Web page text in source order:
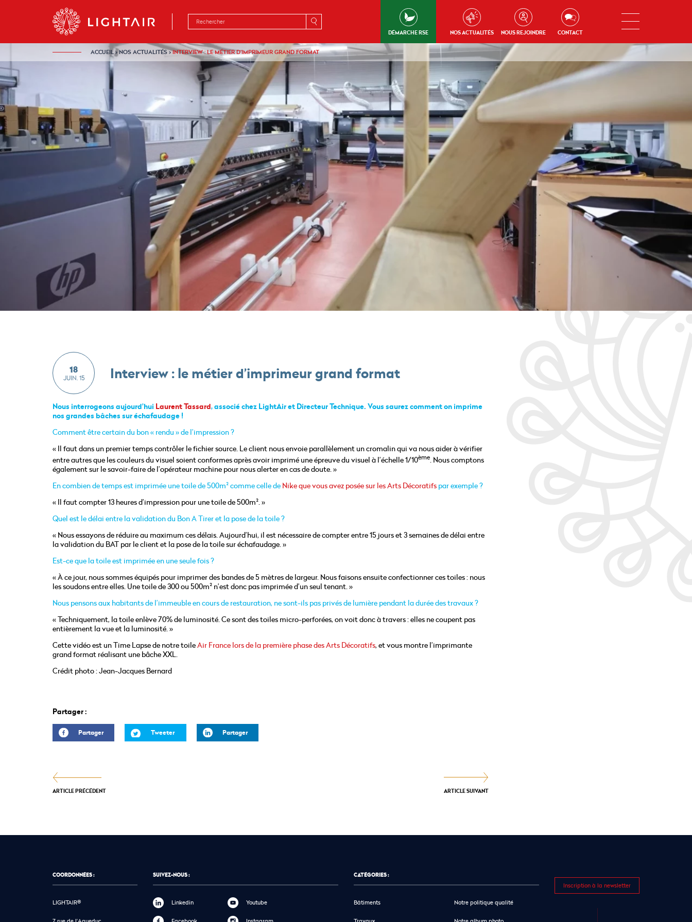
Aller au contenu
DÉMARCHE RSE NOS ACTUALITÉS NOUS REJOINDRE CONTACT
ACCUEIL›NOS ACTUALITÉS›INTERVIEW : LE MÉTIER D’IMPRIMEUR GRAND FORMAT
Interview : le métier d’imprimeur grand format
18
JUIN. 15
Nous interrogeons aujourd’hui Laurent Tassard, associé chez LightAir et Directeur Technique. Vous saurez comment on imprime
nos grandes bâches sur échafaudage !
Comment être certain du bon « rendu » de l’impression ?
« Il faut dans un premier temps contrôler le fichier source. Le client nous envoie parallèlement un cromalin qui va nous aider à vérifier
entre autres que les couleurs du visuel soient conformes après avoir imprimé une épreuve du visuel à l’échelle 1/10ème . Nous comptons
également sur le savoir-faire de l’opérateur machine pour nous alerter en cas de doute. »
En combien de temps est imprimée une toile de 500m² comme celle de Nike que vous avez posée sur les Arts Décoratifs par exemple ?
« Il faut compter 13 heures d’impression pour une toile de 500m². »
Quel est le délai entre la validation du Bon A Tirer et la pose de la toile ?
« Nous essayons de réduire au maximum ces délais. Aujourd’hui, il est nécessaire de compter entre 15 jours et 3 semaines de délai entre
la validation du BAT par le client et la pose de la toile sur échafaudage. »
Est-ce que la toile est imprimée en une seule fois ?
« À ce jour, nous sommes équipés pour imprimer des bandes de 5 mètres de largeur. Nous faisons ensuite confectionner ces toiles : nous
les soudons entre elles. Une toile de 300 ou 500m² n’est donc pas imprimée d’un seul tenant. »
Nous pensons aux habitants de l’immeuble en cours de restauration, ne sont-ils pas privés de lumière pendant la durée des travaux ?
« Techniquement, la toile enlève 70% de luminosité. Ce sont des toiles micro-perforées, on voit donc à travers : elles ne coupent pas
entièrement la vue et la luminosité. »
Cette vidéo est un Time Lapse de notre toileAir France lors de la première phase des Arts Décoratifs, et vous montre l’imprimante
grand format réalisant une bâche XXL.
Crédit photo : Jean-Jacques Bernard
Partager :
Partager Tweeter Partager
ARTICLE PRÉCÉDENT ARTICLE SUIVANT
COORDONNÉES :
LIGHTAIR®
SUIVEZ-NOUS :
Linkedin Youtube
CATÉGORIES :
Bâtiments Notre politique qualité
Inscription à la newsletter